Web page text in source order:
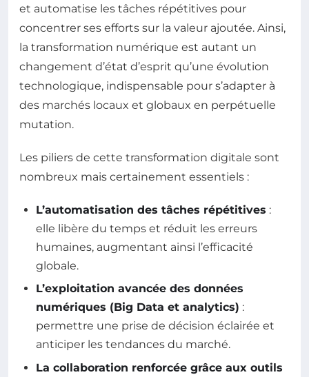
et automatise les tâches répétitives pour
concentrer ses efforts sur la valeur ajoutée. Ainsi,
la transformation numérique est autant un
changement d’état d’esprit qu’une évolution
technologique, indispensable pour s’adapter à
des marchés locaux et globaux en perpétuelle
mutation.
Les piliers de cette transformation digitale sont
nombreux mais certainement essentiels :
L’automatisation des tâches répétitives :
elle libère du temps et réduit les erreurs
humaines, augmentant ainsi l’efficacité
globale.
L’exploitation avancée des données
numériques (Big Data et analytics) :
permettre une prise de décision éclairée et
anticiper les tendances du marché.
La collaboration renforcée grâce aux outils